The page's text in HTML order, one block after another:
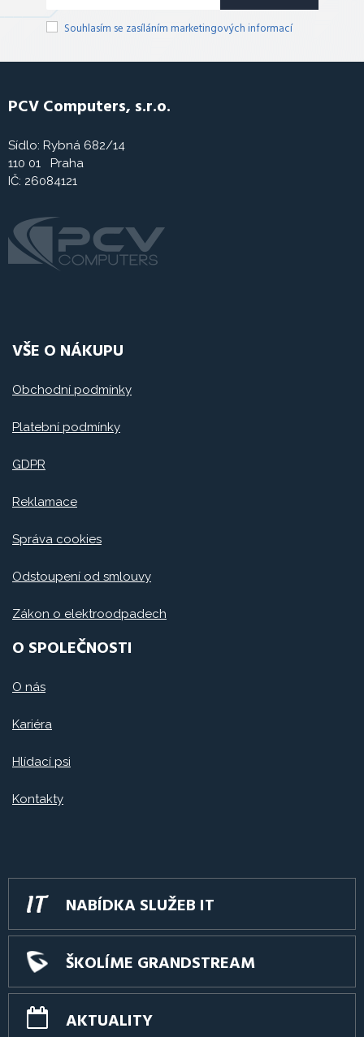
Souhlasím se zasíláním marketingových informací
PCV Computers, s.r.o.
Sídlo: Rybná 682/14
110 01 Praha
IČ: 26084121
VŠE O NÁKUPU
Obchodní podmínky
Platební podmínky
GDPR
Reklamace
Správa cookies
Odstoupení od smlouvy
Zákon o elektroodpadech
O SPOLEČNOSTI
O nás
Kariéra
Hlídací psi
Kontakty
NABÍDKA SLUŽEB IT
ŠKOLÍME GRANDSTREAM
AKTUALITY